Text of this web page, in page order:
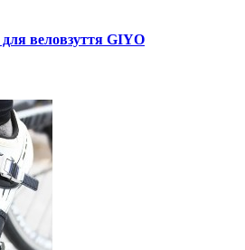
веловзуття GIYO